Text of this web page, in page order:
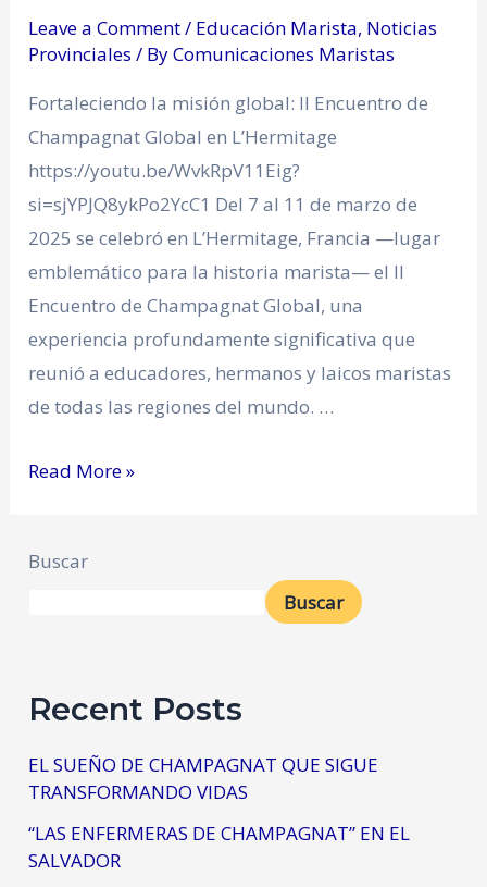
Leave a Comment/ Educación Marista, Noticias
Provinciales / ByComunicaciones Maristas
Fortaleciendo la misión global: II Encuentro de
Champagnat Global en L’Hermitage
https://youtu.be/WvkRpV11Eig?
si=sjYPJQ8ykPo2YcC1 Del 7 al 11 de marzo de
2025 se celebró en L’Hermitage, Francia —lugar
emblemático para la historia marista— el II
Encuentro de Champagnat Global, una
experiencia profundamente significativa que
reunió a educadores, hermanos y laicos maristas
de todas las regiones del mundo. …
Read More »
Buscar
Buscar
Recent Posts
EL SUEÑO DE CHAMPAGNAT QUE SIGUE
TRANSFORMANDO VIDAS
“LAS ENFERMERAS DE CHAMPAGNAT” EN EL
SALVADOR